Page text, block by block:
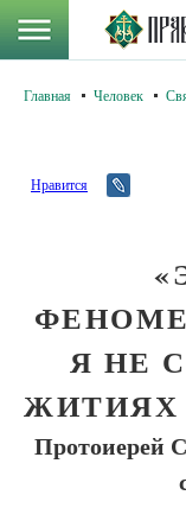
Главная Человек
Нравится
Я НЕ
ЖИТИЯХ
Протоиерей